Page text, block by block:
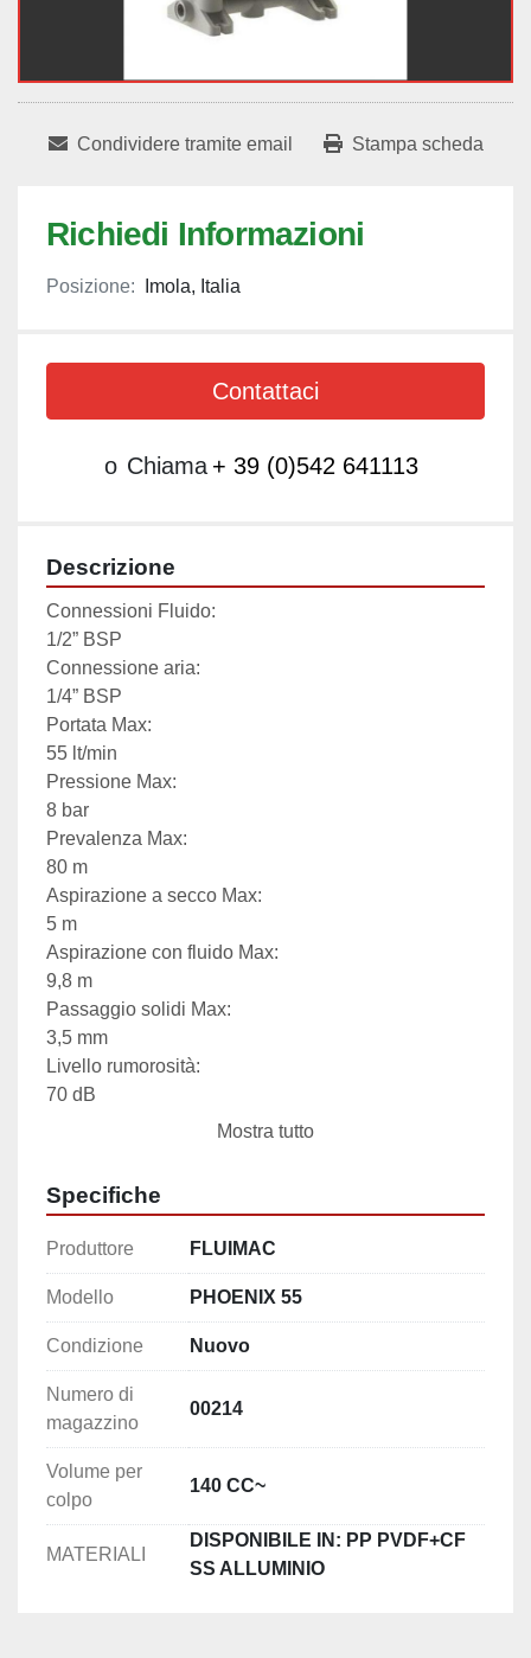
Condividere tramite email Stampa scheda
Richiedi Informazioni
Posizione: Imola, Italia
Contattaci
o Chiama + 39 (0)542 641113
Descrizione
Connessioni Fluido:
1/2” BSP
Connessione aria:
1/4” BSP
Portata Max:
55 lt/min
Pressione Max:
8 bar
Prevalenza Max:
80 m
Aspirazione a secco Max:
5 m
Aspirazione con fluido Max:
9,8 m
Passaggio solidi Max:
3,5 mm
Livello rumorosità:
70 dB
Mostra tutto
Specifiche
Produttore FLUIMAC
Modello PHOENIX 55
Condizione Nuovo
Numero di
magazzino
00214
Volume per
colpo
140 CC~
MATERIALI
DISPONIBILE IN: PP PVDF+CF
SS ALLUMINIO